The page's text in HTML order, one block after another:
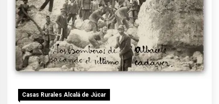
Casas Rurales Alcalá de Júcar